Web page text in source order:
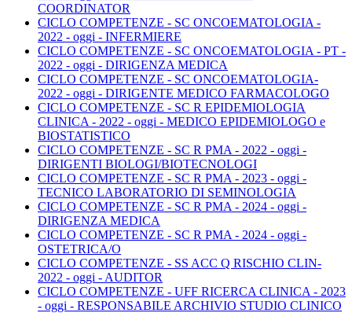
COORDINATOR
CICLO COMPETENZE - SC ONCOEMATOLOGIA -
2022 - oggi - INFERMIERE
CICLO COMPETENZE - SC ONCOEMATOLOGIA - PT -
2022 - oggi - DIRIGENZA MEDICA
CICLO COMPETENZE - SC ONCOEMATOLOGIA-
2022 - oggi - DIRIGENTE MEDICO FARMACOLOGO
CICLO COMPETENZE - SC R EPIDEMIOLOGIA
CLINICA - 2022 - oggi - MEDICO EPIDEMIOLOGO e
BIOSTATISTICO
CICLO COMPETENZE - SC R PMA - 2022 - oggi -
DIRIGENTI BIOLOGI/BIOTECNOLOGI
CICLO COMPETENZE - SC R PMA - 2023 - oggi -
TECNICO LABORATORIO DI SEMINOLOGIA
CICLO COMPETENZE - SC R PMA - 2024 - oggi -
DIRIGENZA MEDICA
CICLO COMPETENZE - SC R PMA - 2024 - oggi -
OSTETRICA/O
CICLO COMPETENZE - SS ACC Q RISCHIO CLIN-
2022 - oggi - AUDITOR
CICLO COMPETENZE - UFF RICERCA CLINICA - 2023
- oggi - RESPONSABILE ARCHIVIO STUDIO CLINICO